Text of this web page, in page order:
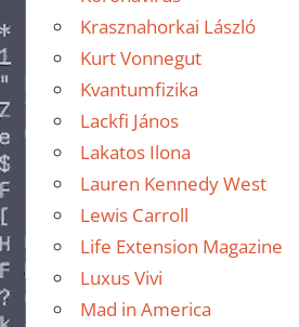
Krasznahorkai László
Kurt Vonnegut
Kvantumfizika
Lackfi János
Lakatos Ilona
Lauren Kennedy West
Lewis Carroll
Life Extension Magazine
Luxus Vivi
Mad in America